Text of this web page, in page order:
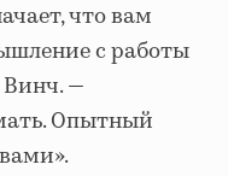
что вам
с работы
Винч. —
Опытный